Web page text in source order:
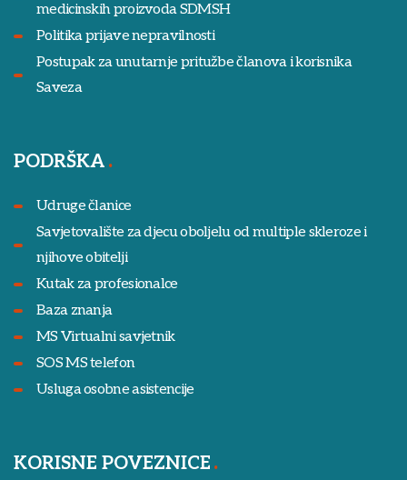
medicinskih proizvoda SDMSH
Politika prijave nepravilnosti
Postupak za unutarnje pritužbe članova i korisnika
Saveza
PODRŠKA
Udruge članice
Savjetovalište za djecu oboljelu od multiple skleroze i
njihove obitelji
Kutak za profesionalce
Baza znanja
MS Virtualni savjetnik
SOS MS telefon
Usluga osobne asistencije
KORISNE POVEZNICE